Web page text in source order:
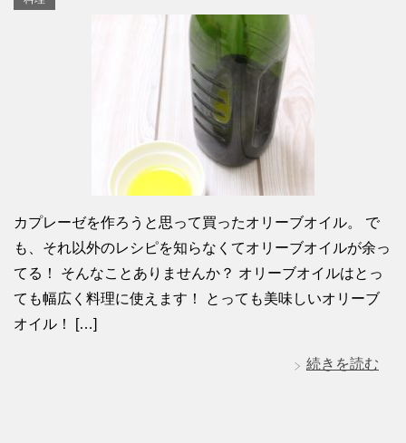
カプレーゼを作ろうと思って買ったオリーブオイル。 で
も、それ以外のレシピを知らなくてオリーブオイルが余っ
てる！ そんなことありませんか？ オリーブオイルはとっ
ても幅広く料理に使えます！ とっても美味しいオリーブ
オイル！ […]
続きを読む